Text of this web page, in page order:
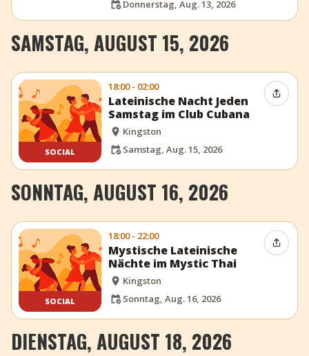
Donnerstag, Aug. 13, 2026
SAMSTAG, AUGUST 15, 2026
SOCIAL
18:00 - 02:00
Lateinische Nacht Jeden
Samstag im Club Cubana
Kingston
Samstag, Aug. 15, 2026
Event
SONNTAG, AUGUST 16, 2026
SOCIAL
18:00 - 22:00
Mystische Lateinische
Nächte im Mystic Thai
Kingston
Sonntag, Aug. 16, 2026
Event
DIENSTAG, AUGUST 18, 2026